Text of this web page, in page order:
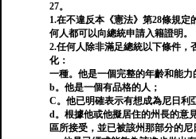
27。
1.在不違反本《憲法》第28條規
何人都可以向總統申請入籍證明。
2.任何人除非滿足總統以下條件，
化：
一種。他是一個完整的年齡和能力
b。他是一個有品格的人；
C。他已明確表示有想成為尼日利
d。根據他或他擬居住的州長的意
區所接受，並已被該州那部分的